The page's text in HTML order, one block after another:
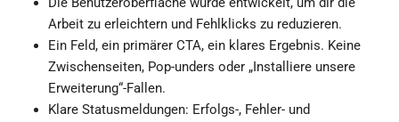
Arbeit zu erleichtern und Fehlklicks zu reduzieren.
Ein Feld, ein primärer CTA, ein klares Ergebnis. Keine
Zwischenseiten, Pop-unders oder „Installiere unsere
Erweiterung“-Fallen.
Klare Statusmeldungen: Erfolgs-, Fehler- und